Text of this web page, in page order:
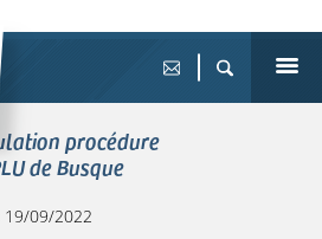
procédure
de Busque
19/09/2022